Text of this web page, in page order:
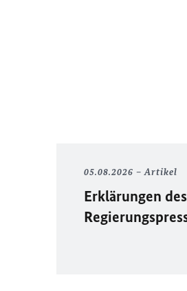
05.08.2026 Artikel
Erklärungen